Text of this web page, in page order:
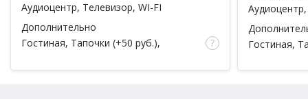
Аудиоцентр, Телевизор, WI-FI
Дополнительно
Гостиная, Тапочки (+50 руб.),
руб.),Есть веники, Дубовый,
Гостиная,
руб.),Есть